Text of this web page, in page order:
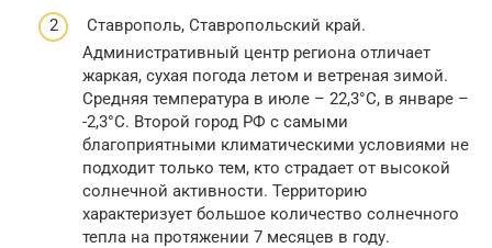
Ставрополь, Ставропольский край.
Административный центр региона отличает
жаркая, сухая погода летом и ветреная зимой.
Средняя температура в июле – 22,3°С, в январе –
-2,3°С. Второй город РФ с самыми
благоприятными климатическими условиями не
подходит только тем, кто страдает от высокой
солнечной активности. Территорию
характеризует большое количество солнечного
тепла на протяжении 7 месяцев в году.